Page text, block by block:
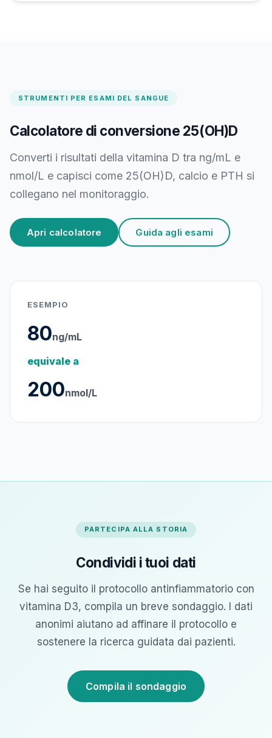
STRUMENTI PER ESAMI DEL SANGUE
Calcolatore di conversione 25(OH)D
Converti i risultati della vitamina D tra ng/mL e
nmol/L e capisci come 25(OH)D, calcio e PTH si
collegano nel monitoraggio.
Apri calcolatore Guida agli esami
ESEMPIO
80ng/mL
equivale a
200nmol/L
PARTECIPA ALLA STORIA
Condividi i tuoi dati
Se hai seguito il protocollo antinfiammatorio con
vitamina D3, compila un breve sondaggio. I dati
anonimi aiutano ad affinare il protocollo e
sostenere la ricerca guidata dai pazienti.
Compila il sondaggio